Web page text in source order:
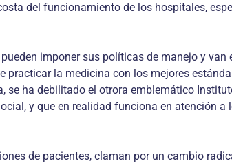
del funcionamiento de los hospitales,
imponer sus políticas de manejo y van
la medicina con los mejores
ha debilitado el otrora emblemático
y que en realidad funciona en atención a
de pacientes, claman por un cambio